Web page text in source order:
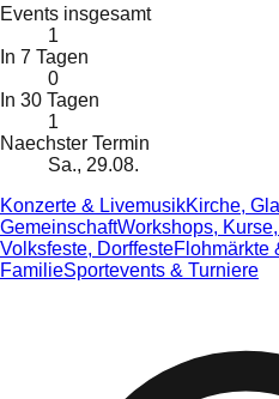
Events insgesamt
1
In 7 Tagen
0
In 30 Tagen
1
Naechster Termin
Sa., 29.08.
Konzerte & LivemusikKirche,
GemeinschaftWorkshops,
Volksfeste, DorffesteFlohmärkte
FamilieSportevents & Turniere